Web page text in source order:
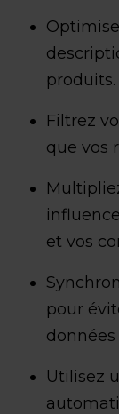
produits.
Filtrez
que vos
et vos
pour
données
Utilisez